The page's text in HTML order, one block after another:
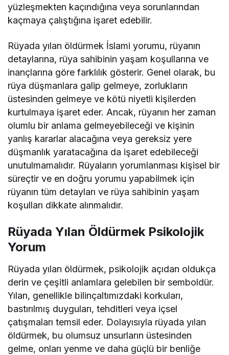
yüzleşmekten kaçındığına veya sorunlarından
kaçmaya çalıştığına işaret edebilir.
Rüyada yılan öldürmek İslami yorumu, rüyanın
detaylarına, rüya sahibinin yaşam koşullarına ve
inançlarına göre farklılık gösterir. Genel olarak, bu
rüya düşmanlara galip gelmeye, zorlukların
üstesinden gelmeye ve kötü niyetli kişilerden
kurtulmaya işaret eder. Ancak, rüyanın her zaman
olumlu bir anlama gelmeyebileceği ve kişinin
yanlış kararlar alacağına veya gereksiz yere
düşmanlık yaratacağına da işaret edebileceği
unutulmamalıdır. Rüyaların yorumlanması kişisel bir
süreçtir ve en doğru yorumu yapabilmek için
rüyanın tüm detayları ve rüya sahibinin yaşam
koşulları dikkate alınmalıdır.
Rüyada Yılan Öldürmek Psikolojik
Yorum
Rüyada yılan öldürmek, psikolojik açıdan oldukça
derin ve çeşitli anlamlara gelebilen bir semboldür.
Yılan, genellikle bilinçaltımızdaki korkuları,
bastırılmış duyguları, tehditleri veya içsel
çatışmaları temsil eder. Dolayısıyla rüyada yılan
öldürmek, bu olumsuz unsurların üstesinden
gelme, onları yenme ve daha güçlü bir benliğe